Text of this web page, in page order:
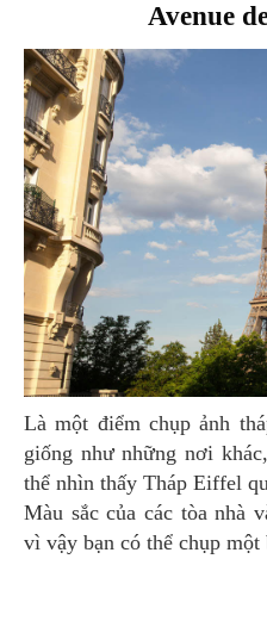
Avenue
Là một điểm chụp ảnh tháp ít người biết đến. Không
giống như những nơi
thể nhìn thấy Tháp Eiffel
Màu sắc của các tòa nhà
vì vậy bạn có thể chụp